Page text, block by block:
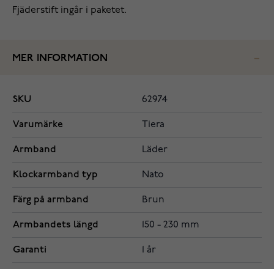
Fjäderstift ingår i paketet.
MER INFORMATION
SKU 62974
Varumärke Tiera
Armband Läder
Klockarmband typ Nato
Färg på armband Brun
Armbandets längd 150 - 230 mm
Garanti 1 år